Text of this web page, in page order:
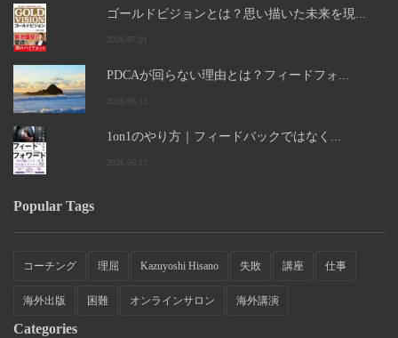
ゴールドビジョンとは？思い描いた未来を現...
2026.07.01
PDCAが回らない理由とは？フィードフォ...
2026.06.12
1on1のやり方｜フィードバックではなく...
2026.06.12
Popular Tags
コーチング 理屈 Kazuyoshi Hisano 失敗 講座 仕事
海外出版 困難 オンラインサロン 海外講演
Categories